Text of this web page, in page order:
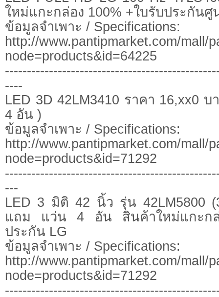
ใหม่แกะกล่อง 100% +ใบรับประกันศู
ข้อมูลจำเพาะ / Specifications:
http://www.pantipmarket.com/mall/
node=products&id=64225
----
LED 3D 42LM3410 ราคา 16,xx0
4 อัน )
ข้อมูลจำเพาะ / Specifications:
http://www.pantipmarket.com/mall/
node=products&id=71292
---
LED 3 มิติ 42 นิ้ว รุ่น 42LM5800
แถม แว่น 4 อัน สินค้าใหม่แกะกล่
ประกัน LG
ข้อมูลจำเพาะ / Specifications:
http://www.pantipmarket.com/mall/
node=products&id=71292